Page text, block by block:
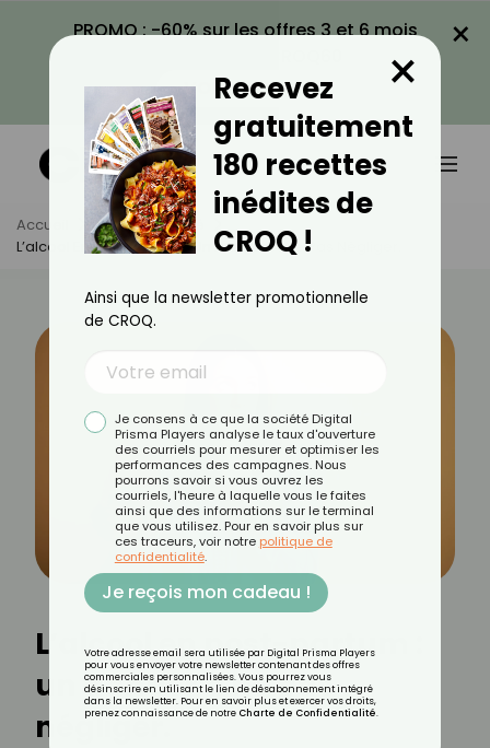
PROMO : -60% sur les offres 3 et 6 mois
VOIR LA PROMO
×
Accueil Actus
Santé
L’alcool En Post-Partum : Un Danger À Ne Pas Négliger.
L’alcool en post-partum :
un danger à ne pas
négliger.
Recevez
gratuitement
180 recettes
inédites de
CROQ !
×
Ainsi que la newsletter promotionnelle
de CROQ.
Je consens à ce que la société Digital
Prisma Players analyse le taux d'ouverture
des courriels pour mesurer et optimiser les
performances des campagnes. Nous
pourrons savoir si vous ouvrez les
courriels, l'heure à laquelle vous le faites
ainsi que des informations sur le terminal
que vous utilisez. Pour en savoir plus sur
ces traceurs, voir notre politique de
confidentialité.
Je reçois mon cadeau !
Votre adresse email sera utilisée par Digital Prisma Players
pour vous envoyer votre newsletter contenant des offres
commerciales personnalisées. Vous pourrez vous
désinscrire en utilisant le lien de désabonnement intégré
dans la newsletter. Pour en savoir plus et exercer vos droits,
prenez connaissance de notre Charte de Confidentialité.